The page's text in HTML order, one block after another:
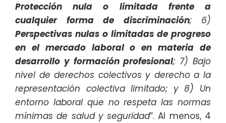
Protección nula o limitada frente a
cualquier forma de discriminación; 6)
Perspectivas nulas o limitadas de progreso
en el mercado laboral o en materia de
desarrollo y formación profesional; 7) Bajo
nivel de derechos colectivos y derecho a la
representación colectiva limitado; y 8) Un
entorno laboral que no respeta las normas
mínimas de salud y seguridad”. Al menos, 4